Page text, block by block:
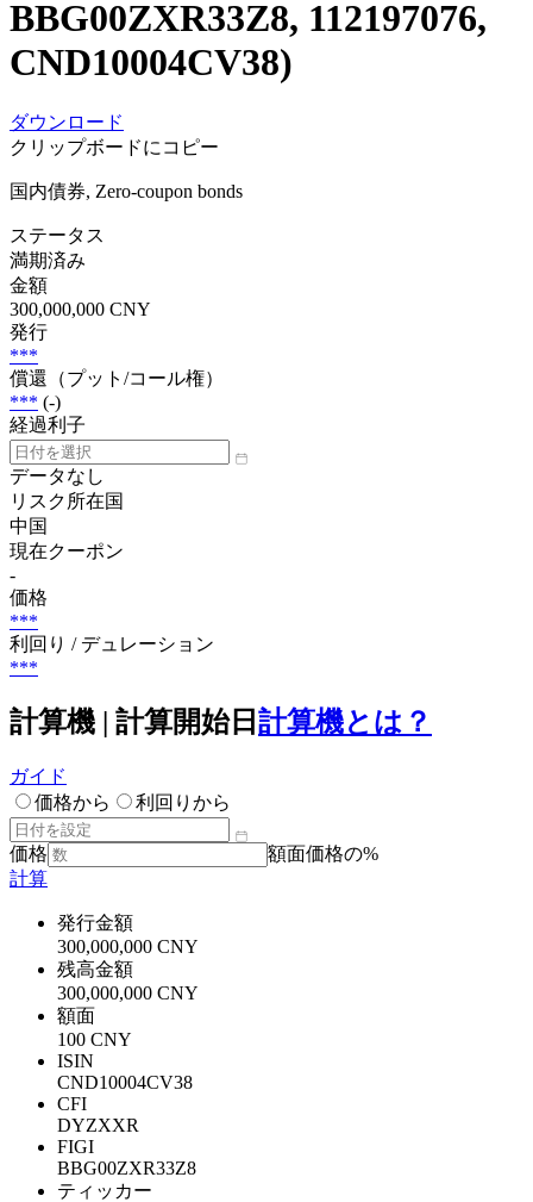
BBG00ZXR33Z8, 112197076,
CND10004CV38)
ダウンロード
クリップボードにコピー
国内債券, Zero-coupon bonds
ステータス
満期済み
金額
300,000,000 CNY
発行
***
償還（プット/コール権）
*** (-)
経過利子
データなし
リスク所在国
中国
現在クーポン
-
価格
***
利回り / デュレーション
***
計算機 | 計算開始日 計算機とは？
ガイド
価格から
利回りから
価格
額面価格の%
計算
発行金額
300,000,000 CNY
残高金額
300,000,000 CNY
額面
100 CNY
ISIN
CND10004CV38
CFI
DYZXXR
FIGI
BBG00ZXR33Z8
ティッカー